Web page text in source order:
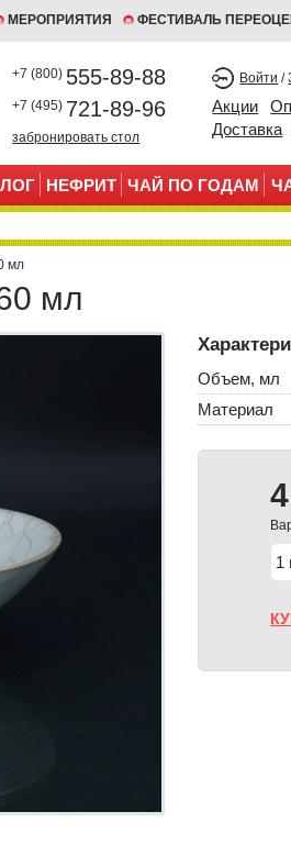
МЕРОПРИЯТИЯ ФЕСТИВАЛЬ
+7 (800) 555-89-88
+7 (495) 721-89-96
забронировать стол
Войти /
Акции
Доставка
НЕФРИТ ЧАЙ ПО ГОДАМ
мл
мл
Объем, мл
Материал